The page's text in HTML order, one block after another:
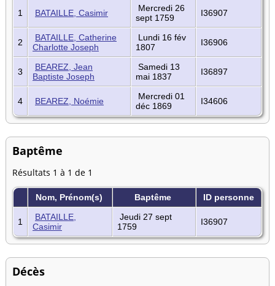
1 BATAILLE, Casimir
Mercredi 26
sept 1759
I36907
2
BATAILLE, Catherine
Charlotte Joseph
Lundi 16 fév
1807
I36906
3
BEAREZ, Jean
Baptiste Joseph
Samedi 13
mai 1837
I36897
4 BEAREZ, Noémie
Mercredi 01
déc 1869
I34606
Baptême
Résultats 1 à 1 de 1
Nom, Prénom(s) Baptême ID personne
1
BATAILLE,
Casimir
Jeudi 27 sept
1759
I36907
Décès